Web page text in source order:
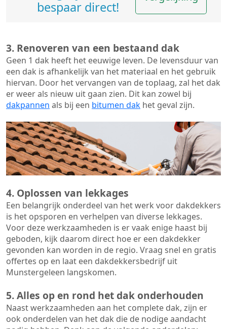
bespaar direct!
3. Renoveren van een bestaand dak
Geen 1 dak heeft het eeuwige leven. De levensduur van
een dak is afhankelijk van het materiaal en het gebruik
hiervan. Door het vervangen van de toplaag, zal het dak
er weer als nieuw uit gaan zien. Dit kan zowel bij
dakpannen als bij een bitumen dak het geval zijn.
4. Oplossen van lekkages
Een belangrijk onderdeel van het werk voor dakdekkers
is het opsporen en verhelpen van diverse lekkages.
Voor deze werkzaamheden is er vaak enige haast bij
geboden, kijk daarom direct hoe er een dakdekker
gevonden kan worden in de regio. Vraag snel en gratis
offertes op en laat een dakdekkersbedrijf uit
Munstergeleen langskomen.
5. Alles op en rond het dak onderhouden
Naast werkzaamheden aan het complete dak, zijn er
ook onderdelen van het dak die de nodige aandacht